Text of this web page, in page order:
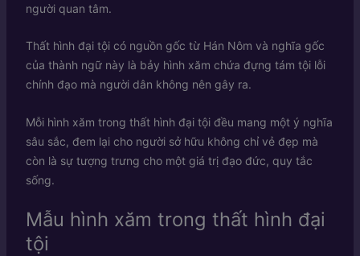
người quan tâm.
Thất hình đại tội có nguồn gốc từ Hán Nôm và nghĩa gốc
của thành ngữ này là bảy hình xăm chứa đựng tám tội lỗi
chính đạo mà người dân không nên gây ra.
Mỗi hình xăm trong thất hình đại tội đều mang một ý nghĩa
sâu sắc, đem lại cho người sở hữu không chỉ vẻ đẹp mà
còn là sự tượng trưng cho một giá trị đạo đức, quy tắc
sống.
Mẫu hình xăm trong thất hình đại
tội